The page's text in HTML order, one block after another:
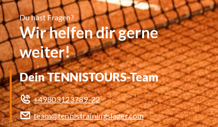
Du hast Fragen?
Wir helfen dir gerne
weiter!
Dein TENNISTOURS-Team
+49803123789-22
team@tennistrainingslager.com